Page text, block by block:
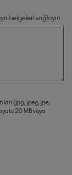
belgeleri sağlayın
(jpg, jpeg, jpe,
20 MB veya